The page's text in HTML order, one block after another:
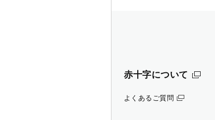
赤十字について
よくあるご質問